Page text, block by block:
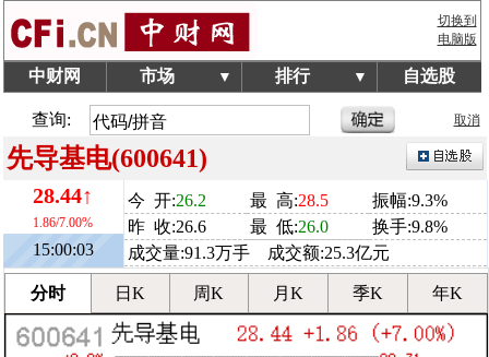
切换到
电脑版
中财网 市场 ▼ 排行 ▼ 自选股
查询: 取消
先导基电(600641)
28.44↑
1.86/7.00%
15:00:03
今 开:26.2 最 高:28.5
振幅:9.3%
昨 收:26.6
最 低:26.0
换手:9.8%
成交量:91.3万手 成交额:25.3亿元
分时 日K 周K 月K 季K 年K